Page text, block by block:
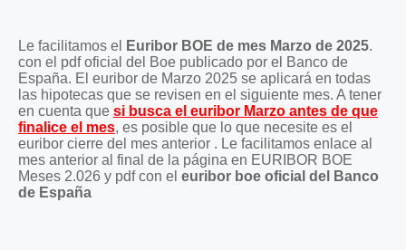
Le facilitamos el Euribor BOE de mes Marzo de 2025.
con el pdf oficial del Boe publicado por el Banco de
España. El euribor de Marzo 2025 se aplicará en todas
las hipotecas que se revisen en el siguiente mes. A tener
en cuenta que si busca el euribor Marzo antes de que
finalice el mes, es posible que lo que necesite es el
euribor cierre del mes anterior . Le facilitamos enlace al
mes anterior al final de la página en EURIBOR BOE
Meses 2.026 y pdf con el euribor boe oficial del Banco
de España